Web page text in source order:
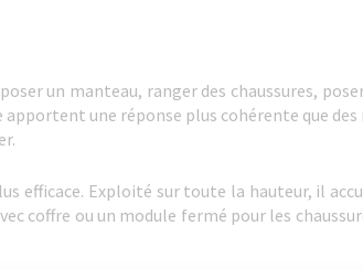
un manteau, ranger des chaussures,
une réponse plus cohérente que
efficace. Exploité sur toute la hauteur, il
coffre ou un module fermé pour les